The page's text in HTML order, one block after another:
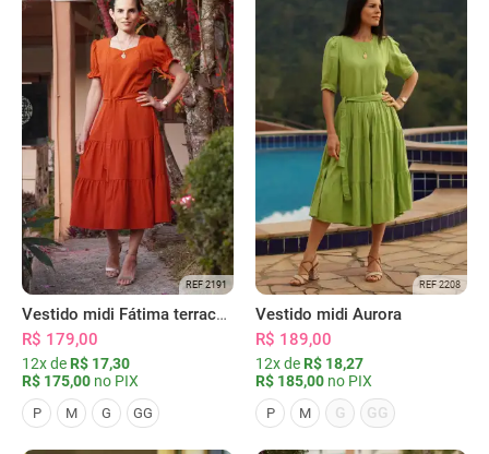
REF 2191
Vestido midi Fátima terracota
R$ 179,00
12x de R$ 17,30
R$ 175,00 no PIX
P M G GG
REF 2208
Vestido midi Aurora
R$ 189,00
12x de R$ 18,27
R$ 185,00 no PIX
P M G GG